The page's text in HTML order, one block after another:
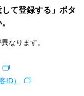
て登録する」ボタ
なります。
ID）